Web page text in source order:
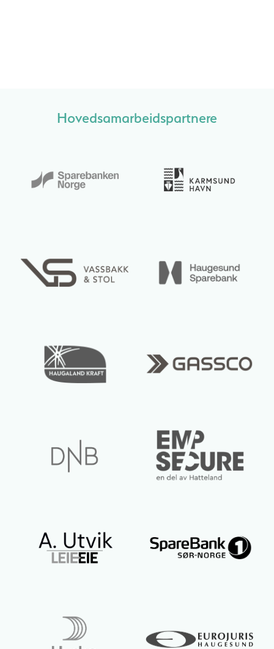
Hovedsamarbeidspartnere